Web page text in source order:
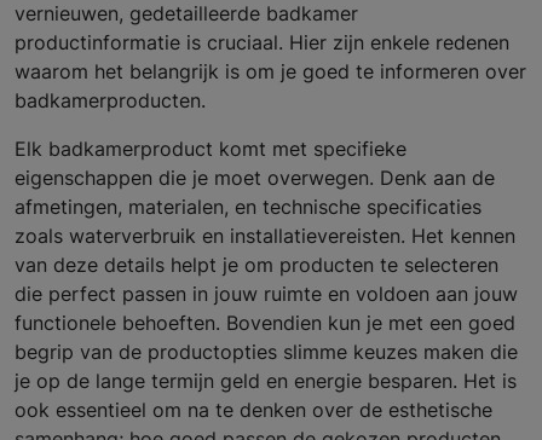
vernieuwen, gedetailleerde badkamer
productinformatie is cruciaal. Hier zijn enkele redenen
waarom het belangrijk is om je goed te informeren over
badkamerproducten.
Elk badkamerproduct komt met specifieke
eigenschappen die je moet overwegen. Denk aan de
afmetingen, materialen, en technische specificaties
zoals waterverbruik en installatievereisten. Het kennen
van deze details helpt je om producten te selecteren
die perfect passen in jouw ruimte en voldoen aan jouw
functionele behoeften. Bovendien kun je met een goed
begrip van de productopties slimme keuzes maken die
je op de lange termijn geld en energie besparen. Het is
ook essentieel om na te denken over de esthetische